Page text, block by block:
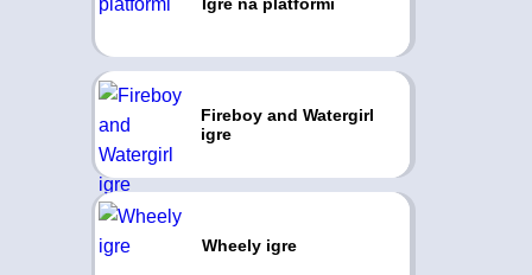
Fireboy and Watergirl
igre
Wheely igre